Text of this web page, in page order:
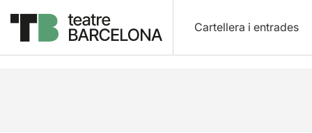
Cartellera i entrades
Descripció Fitxa artística